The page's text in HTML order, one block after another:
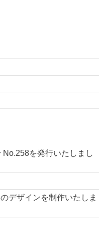
を発行いたしまし
デザインを制作いたしま